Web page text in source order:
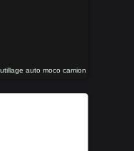
auto moco camion